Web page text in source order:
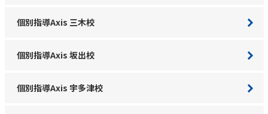
個別指導Axis 三木校
個別指導Axis 坂出校
個別指導Axis 宇多津校